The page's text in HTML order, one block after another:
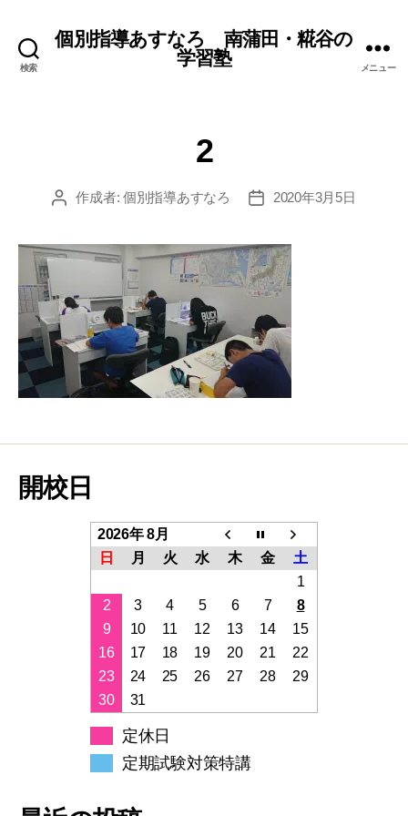
検索
個別指導あすなろ 南蒲田・糀谷の
学習塾
メニュー
2
投
作成者: 個別指導あすなろ
投
2020年3月5日
開校日
2026年 8月
日
月 火 水 木 金
土
1
2
3 4 5 6 7
8
9
10 11 12 13 14
15
16
17 18 19 20 21
22
23
24 25 26 27 28
29
30
31
定休日
定期試験対策特講